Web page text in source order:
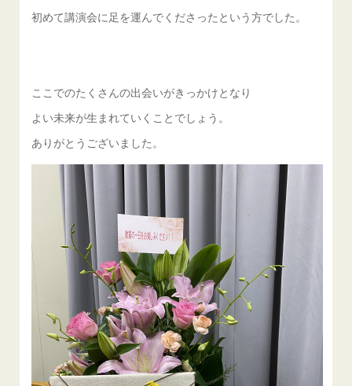
初めて講演会に足を運んでくださったという方でした。
ここでのたくさんの出会いがきっかけとなり
よい未来が生まれていくことでしょう。
ありがとうございました。